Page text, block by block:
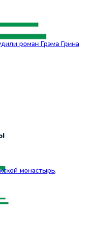
роман Грэма Грина
монастырь,